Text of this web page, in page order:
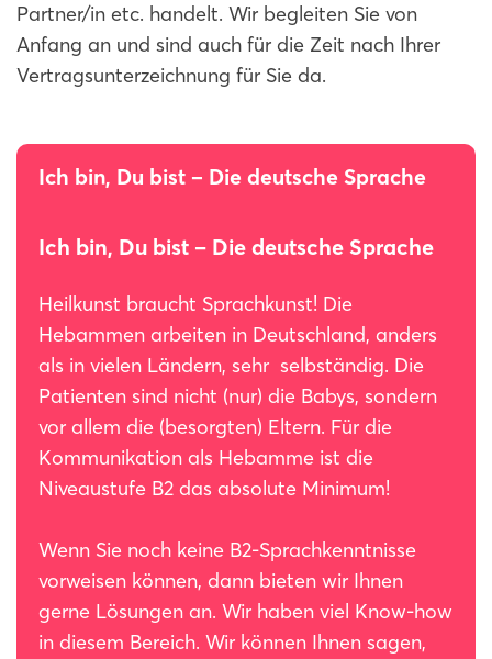
Partner/in etc. handelt. Wir begleiten Sie von
Anfang an und sind auch für die Zeit nach Ihrer
Vertragsunterzeichnung für Sie da.
Ich bin, Du bist – Die deutsche Sprache
Ich bin, Du bist – Die deutsche Sprache
Heilkunst braucht Sprachkunst! Die
Hebammen arbeiten in Deutschland, anders
als in vielen Ländern, sehr selbständig. Die
Patienten sind nicht (nur) die Babys, sondern
vor allem die (besorgten) Eltern. Für die
Kommunikation als Hebamme ist die
Niveaustufe B2 das absolute Minimum!
Wenn Sie noch keine B2-Sprachkenntnisse
vorweisen können, dann bieten wir Ihnen
gerne Lösungen an. Wir haben viel Know-how
in diesem Bereich. Wir können Ihnen sagen,